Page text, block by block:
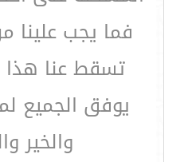
فما يجب علينا
تسقط عنا هذا
يوفق الجميع
والخير